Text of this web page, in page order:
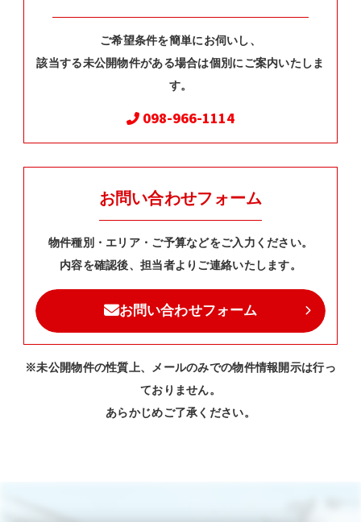
ご希望条件を簡単にお伺いし、
該当する未公開物件がある場合は個別にご案内いたしま
す。
098-966-1114
お問い合わせフォーム
物件種別・エリア・ご予算などをご入力ください。
内容を確認後、担当者よりご連絡いたします。
お問い合わせフォーム
※未公開物件の性質上、メールのみでの物件情報開示は行っ
ておりません。
あらかじめご了承ください。